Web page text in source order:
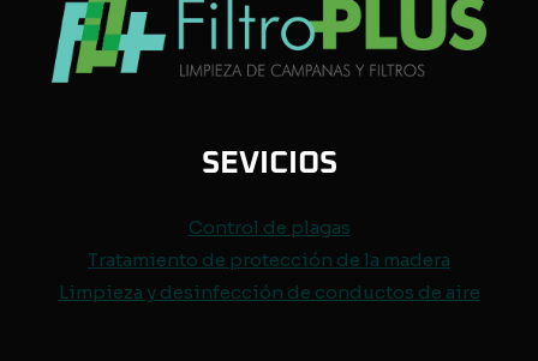
SEVICIOS
Control de plagas
Tratamiento de protección de la madera
Limpieza y desinfección de conductos de aire